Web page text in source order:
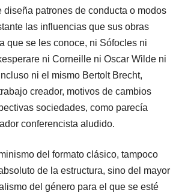
diseña patrones de conducta o modos
las influencias que sus obras
que se les conoce, ni Sófocles ni
ni Corneille ni Oscar Wilde ni
ni el mismo Bertolt Brecht,
creador, motivos de cambios
sociedades, como parecía
conferencista aludido.
del formato clásico, tampoco
de la estructura, sino del mayor
del género para el que se esté